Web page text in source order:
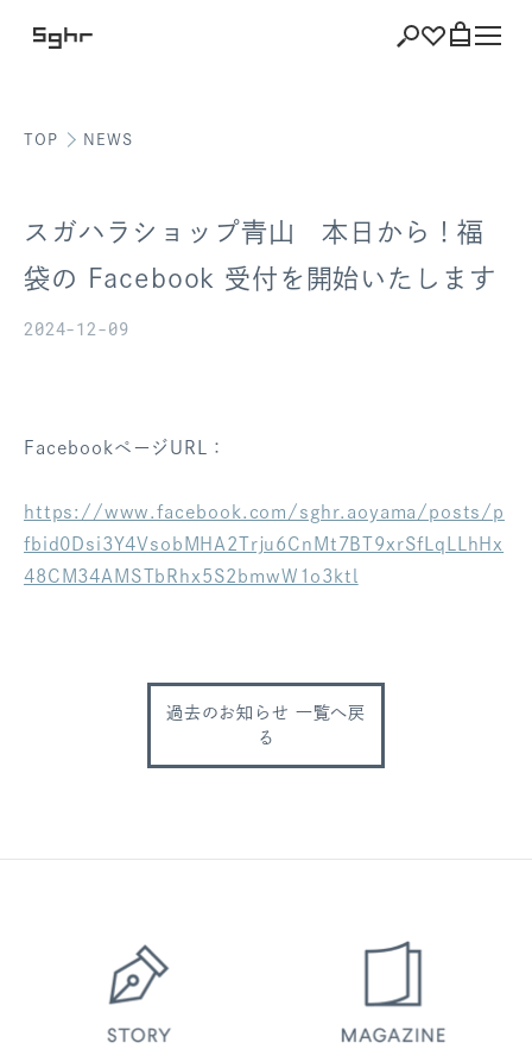
ショッピング バッグを見る
お気に入り
ログアウト
TOP NEWS
スガハラショップ青山 本日から！福
袋の Facebook 受付を開始いたします
2024-12-09
FacebookページURL：
https://www.facebook.com/sghr.aoyama/posts/p
fbid0Dsi3Y4VsobMHA2Trju6CnMt7BT9xrSfLqLLhHx
48CM34AMSTbRhx5S2bmwW1o3ktl
過去のお知らせ 一覧へ戻
る